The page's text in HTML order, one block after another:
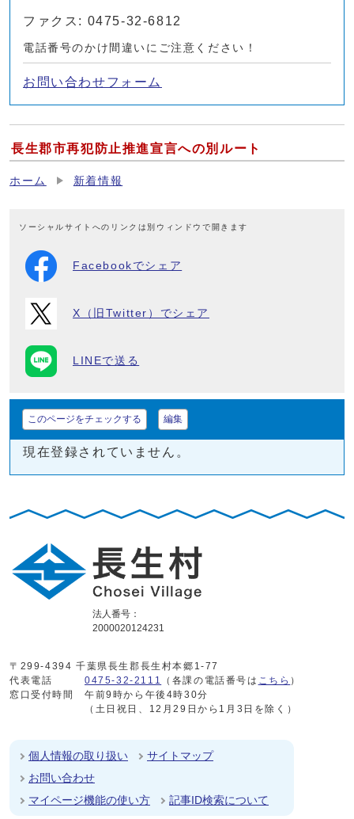
ファクス: 0475-32-6812
電話番号のかけ間違いにご注意ください！
お問い合わせフォーム
長生郡市再犯防止推進宣言への別ルート
ホーム 新着情報
ソーシャルサイトへのリンクは別ウィンドウで開きます
Facebookでシェア
X（旧Twitter）でシェア
LINEで送る
このページをチェックする 編集
現在登録されていません。
法人番号：
2000020124231
〒299-4394 千葉県長生郡長生村本郷1-77
代表電話
0475-32-2111 （各課の電話番号は こちら ）
窓口受付時間
午前9時から午後4時30分
（土日祝日、12月29日から1月3日を除く）
個人情報の取り扱い
サイトマップ
お問い合わせ
マイページ機能の使い方
記事ID検索について